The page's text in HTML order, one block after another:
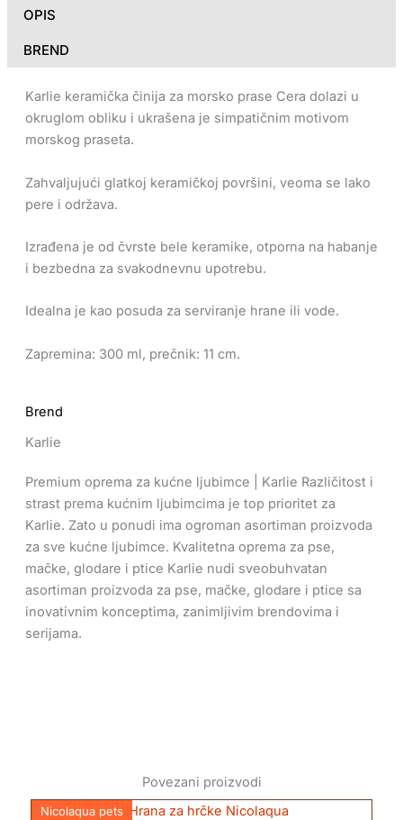
OPIS
BREND
Karlie keramička činija za morsko prase Cera dolazi u
okruglom obliku i ukrašena je simpatičnim motivom
morskog praseta.
Zahvaljujući glatkoj keramičkoj površini, veoma se lako
pere i održava.
Izrađena je od čvrste bele keramike, otporna na habanje
i bezbedna za svakodnevnu upotrebu.
Idealna je kao posuda za serviranje hrane ili vode.
Zapremina: 300 ml, prečnik: 11 cm.
Brend
Karlie
Premium oprema za kućne ljubimce | Karlie Različitost i
strast prema kućnim ljubimcima je top prioritet za
Karlie. Zato u ponudi ima ogroman asortiman proizvoda
za sve kućne ljubimce. Kvalitetna oprema za pse,
mačke, glodare i ptice Karlie nudi sveobuhvatan
asortiman proizvoda za pse, mačke, glodare i ptice sa
inovativnim konceptima, zanimljivim brendovima i
serijama.
Povezani proizvodi
Nicolaqua pets